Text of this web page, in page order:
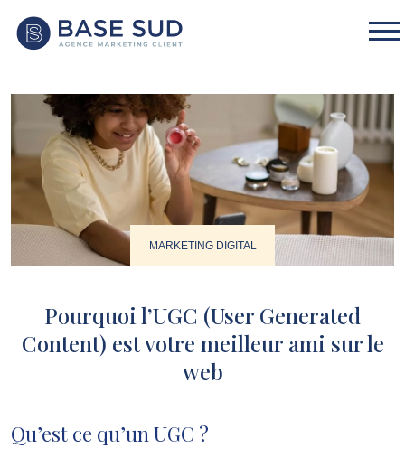
MARKETING DIGITAL
Pourquoi l’UGC (User Generated
Content) est votre meilleur ami sur le
web
Qu’est ce qu’un UGC ?